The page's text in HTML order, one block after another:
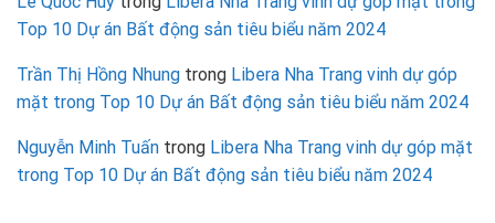
Top 10 Dự án Bất động sản tiêu biểu năm 2024
Trần Thị Hồng Nhung trong Libera Nha Trang vinh dự góp
mặt trong Top 10 Dự án Bất động sản tiêu biểu năm 2024
Nguyễn Minh Tuấn trong Libera Nha Trang vinh dự góp mặt
trong Top 10 Dự án Bất động sản tiêu biểu năm 2024